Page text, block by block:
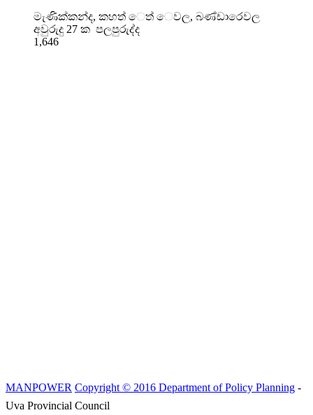
මැණික්කන්ද, කහත් ෙත් ෙවල, බණ්ඩාරෙවල
අවුරුදු 27 ක පලපුරුද්ද
1,646
MANPOWER Copyright © 2016 Department of Policy Planning -
Uva Provincial Council